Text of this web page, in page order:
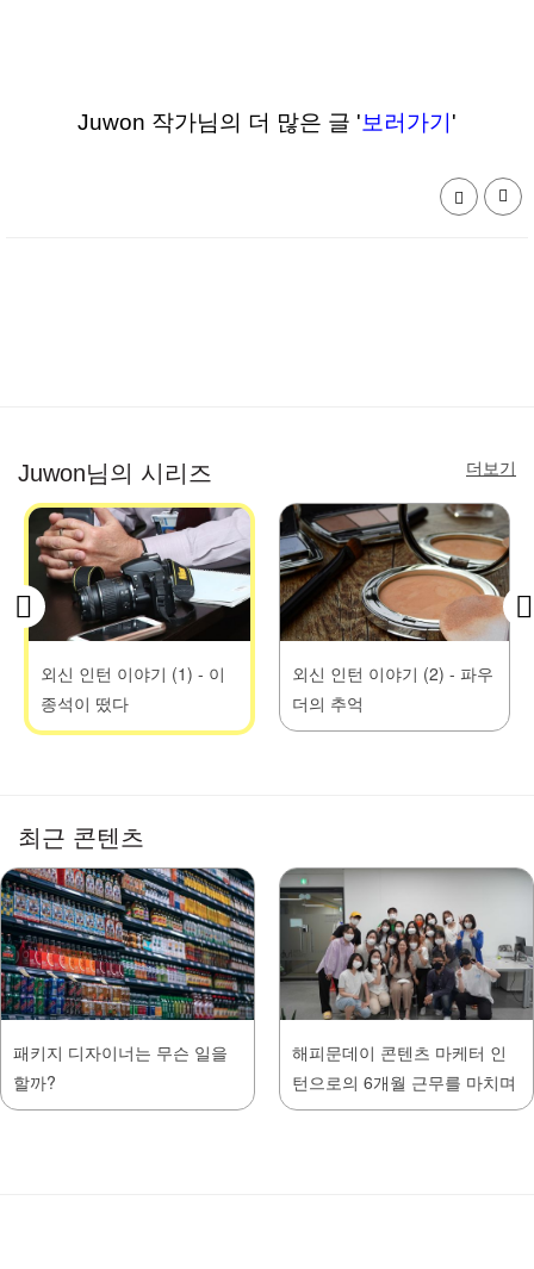
Juwon 작가님의 더 많은 글 '보러가기 '
더보기
Juwon님의 시리즈
외신 인턴 이야기 (1) - 이
종석이 떴다
외신 인턴 이야기 (2) - 파우
더의 추억
최근 콘텐츠
패키지 디자이너는 무슨 일을
할까?
해피문데이 콘텐츠 마케터 인
턴으로의 6개월 근무를 마치며